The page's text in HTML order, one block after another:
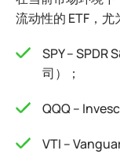
流动性的 ETF，
SPY – SPDR
司）；
QQQ –
VTI –